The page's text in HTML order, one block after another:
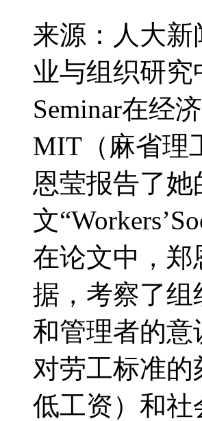
来源：人大新
业与组织研究
Seminar在经
MIT（麻省理
恩莹报告了
文
在论文中，
据，考察了
和管理者的
对劳工标准
低工资）和